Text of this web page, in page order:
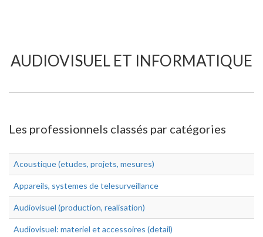
AUDIOVISUEL ET INFORMATIQUE
Les professionnels classés par catégories
Acoustique (etudes, projets, mesures)
Appareils, systemes de telesurveillance
Audiovisuel (production, realisation)
Audiovisuel: materiel et accessoires (detail)